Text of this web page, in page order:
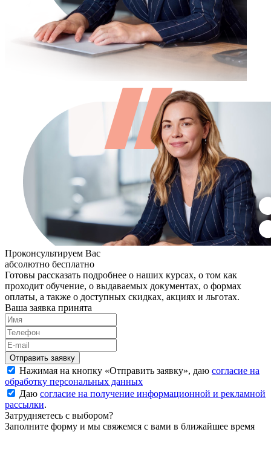
Проконсультируем Вас
абсолютно бесплатно
Готовы рассказать подробнее о наших курсах, о том как
проходит обучение, о выдаваемых документах, о формах
оплаты, а также о доступных скидках, акциях и льготах.
Ваша заявка принята
Нажимая на кнопку «Отправить заявку», даю согласие на
обработку персональных данных
Даю согласие на получение информационной и рекламной
рассылки.
Затрудняетесь с выбором?
Заполните форму и мы свяжемся с вами в ближайшее время